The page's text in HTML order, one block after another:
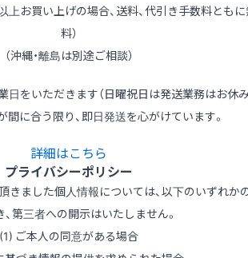
上お買い上げの場合、送料、代引き手数料とも
料）
（沖縄・離島は別途ご相談）
日をいただきます（日曜祝日は発送業務はお休
間に合う限り、即日発送を心がけています。
詳細はこちら
プライバシーポリシー
きました個人情報については、以下のいずれか
第三者への開示はいたしません。
(1) ご本人の同意がある場合